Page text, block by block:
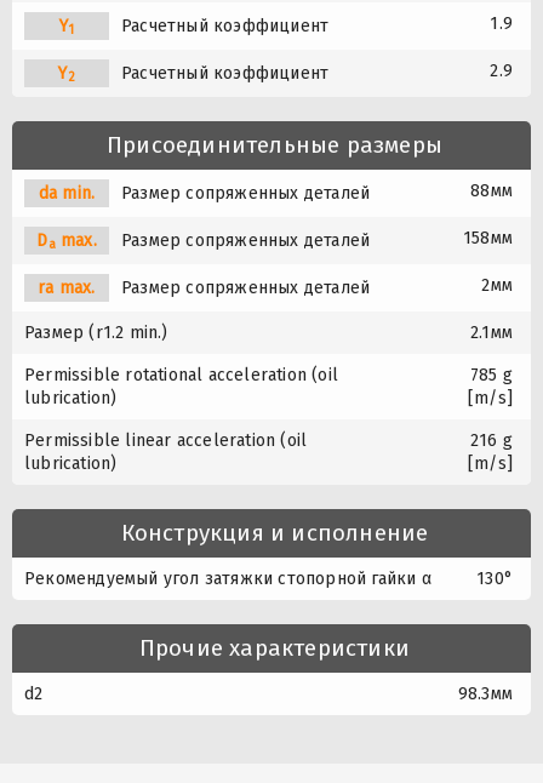
Y1 Расчетный коэффициент 1.9
Y2 Расчетный коэффициент 2.9
Присоединительные размеры
da min. Размер сопряженных деталей 88мм
Damax. Размер сопряженных деталей 158мм
ra max. Размер сопряженных деталей 2мм
Размер (r1.2 min.) 2.1мм
Permissible rotational acceleration (oil
lubrication)
785 g
[m/s]
Permissible linear acceleration (oil
lubrication)
216 g
[m/s]
Конструкция и исполнение
Рекомендуемый угол затяжки стопорной гайки α 130°
Прочие характеристики
d2 98.3мм